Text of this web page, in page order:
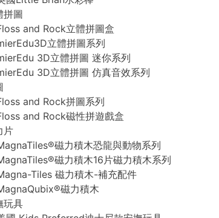
拼圖
and Rock立體拼圖盒
立體拼圖系列
3D立體拼圖 迷你系列
3D立體拼圖 仿真音效系列
and Rock拼圖系列
and Rock磁性拼遊戲盒
片
磁力積木恐龍與動物系列
磁力積木16片磁力積木系列
Tiles 磁力積木-補充配件
磁力積木
玩具